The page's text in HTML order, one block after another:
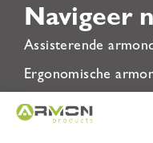
Navigeer
Assisterende
Ergonomische
Revalidatie